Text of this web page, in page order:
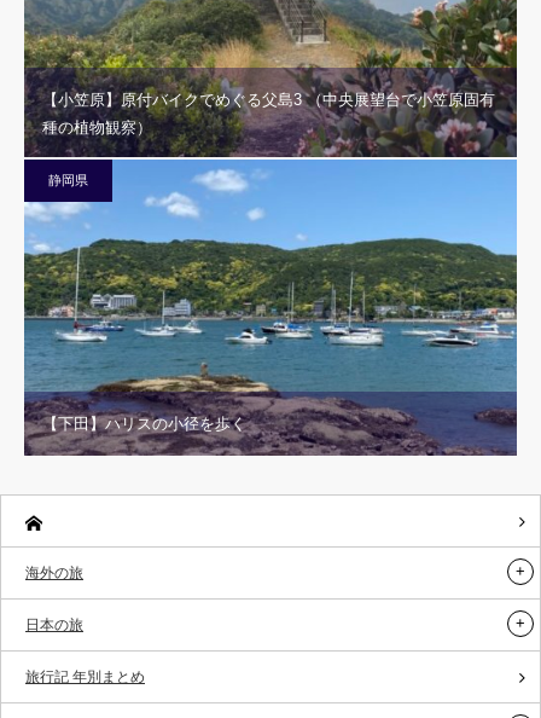
【小笠原】原付バイクでめぐる父島3 （中央展望台で小笠原固有
種の植物観察）
静岡県
【下田】ハリスの小径を歩く
海外の旅
日本の旅
旅行記 年別まとめ